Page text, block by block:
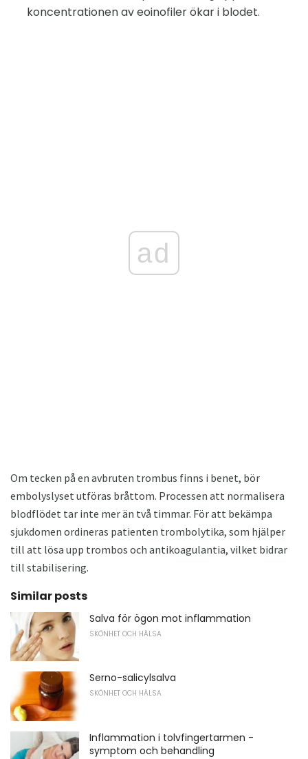
koncentrationen av eoinofiler ökar i blodet.
ad
Om tecken på en avbruten trombus finns i benet, bör
embolyslyset utföras bråttom. Processen att normalisera
blodflödet tar inte mer än två timmar. För att bekämpa
sjukdomen ordineras patienten trombolytika, som hjälper
till att lösa upp trombos och antikoagulantia, vilket bidrar
till stabilisering.
Similar posts
Salva för ögon mot inflammation
SKÖNHET OCH HÄLSA
Serno-salicylsalva
SKÖNHET OCH HÄLSA
Inflammation i tolvfingertarmen -
symptom och behandling